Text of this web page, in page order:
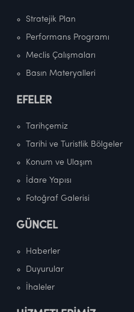
Stratejik Plan
Performans Programı
Meclis Çalışmaları
Basın Materyalleri
EFELER
Tarihçemiz
Tarihi ve Turistlik Bölgeler
Konum ve Ulaşım
İdare Yapısı
Fotoğraf Galerisi
GÜNCEL
Haberler
Duyurular
İhaleler